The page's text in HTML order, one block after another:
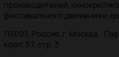
производителей,
фестивального движения и
115093, Россия, г. Москва,
корп. 57, стр. 3